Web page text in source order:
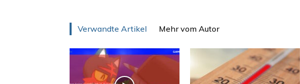
Verwandte Artikel Mehr vom Autor